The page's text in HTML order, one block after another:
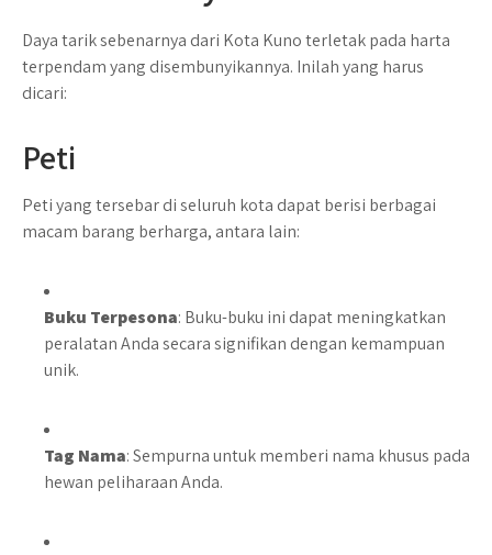
Daya tarik sebenarnya dari Kota Kuno terletak pada harta
terpendam yang disembunyikannya. Inilah yang harus
dicari:
Peti
Peti yang tersebar di seluruh kota dapat berisi berbagai
macam barang berharga, antara lain:
Buku Terpesona: Buku-buku ini dapat meningkatkan
peralatan Anda secara signifikan dengan kemampuan
unik.
Tag Nama: Sempurna untuk memberi nama khusus pada
hewan peliharaan Anda.